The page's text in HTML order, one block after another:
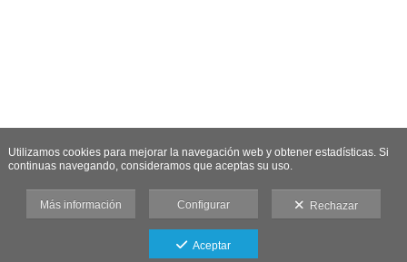
Utilizamos cookies para mejorar la navegación web y obtener estadísticas. Si
continuas navegando, consideramos que aceptas su uso.
Más información Configurar Rechazar
Aceptar